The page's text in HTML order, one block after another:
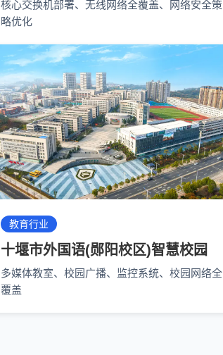
核心交换机部署、无线网络全覆盖、网络安全策
略优化
教育行业
十堰市外国语(郧阳校区)智慧校园
多媒体教室、校园广播、监控系统、校园网络全
覆盖